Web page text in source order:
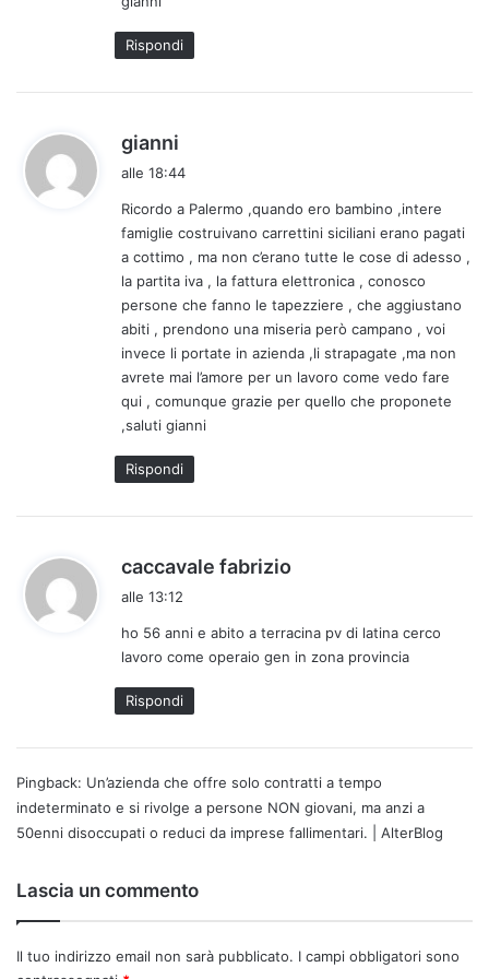
Rispondi
gianni
a
e
t
t
o
:
alle 18:44
Ricordo a Palermo ,quando ero bambino ,intere
famiglie costruivano carrettini siciliani erano pagati
a cottimo , ma non c’erano tutte le cose di adesso ,
la partita iva , la fattura elettronica , conosco
persone che fanno le tapezziere , che aggiustano
abiti , prendono una miseria però campano , voi
invece li portate in azienda ,li strapagate ,ma non
avrete mai l’amore per un lavoro come vedo fare
qui , comunque grazie per quello che proponete
,saluti gianni
Rispondi
caccavale fabrizio
e
t
alle 13:12
ho 56 anni e abito a terracina pv di latina cerco
lavoro come operaio gen in zona provincia
Rispondi
Pingback: Un’azienda che offre solo contratti a tempo
indeterminato e si rivolge a persone NON giovani, ma anzi a
50enni disoccupati o reduci da imprese fallimentari. | AlterBlog
Lascia un commento
Il tuo indirizzo email non sarà pubblicato. I campi obbligatori sono